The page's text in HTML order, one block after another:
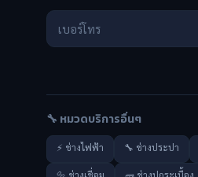
🔧 หมวดบริการอื่นๆ
⚡ ช่างไฟฟ้า 🔧 ช่างประปา